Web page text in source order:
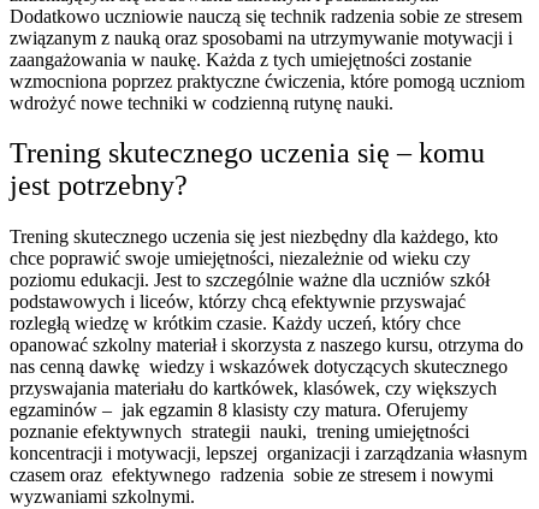
Dodatkowo uczniowie nauczą się technik radzenia sobie ze stresem
związanym z nauką oraz sposobami na utrzymywanie motywacji i
zaangażowania w naukę. Każda z tych umiejętności zostanie
wzmocniona poprzez praktyczne ćwiczenia, które pomogą uczniom
wdrożyć nowe techniki w codzienną rutynę nauki.
Trening skutecznego uczenia się – komu
jest potrzebny?
Trening skutecznego uczenia się jest niezbędny dla każdego, kto
chce poprawić swoje umiejętności, niezależnie od wieku czy
poziomu edukacji. Jest to szczególnie ważne dla uczniów szkół
podstawowych i liceów, którzy chcą efektywnie przyswajać
rozległą wiedzę w krótkim czasie. Każdy uczeń, który chce
opanować szkolny materiał i skorzysta z naszego kursu, otrzyma do
nas cenną dawkę wiedzy i wskazówek dotyczących skutecznego
przyswajania materiału do kartkówek, klasówek, czy większych
egzaminów – jak egzamin 8 klasisty czy matura. Oferujemy
poznanie efektywnych strategii nauki, trening umiejętności
koncentracji i motywacji, lepszej organizacji i zarządzania własnym
czasem oraz efektywnego radzenia sobie ze stresem i nowymi
wyzwaniami szkolnymi.